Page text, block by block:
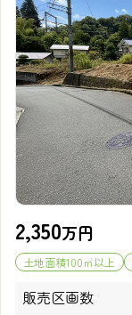
2,350万円
土地面積100㎡以上
販売区画数